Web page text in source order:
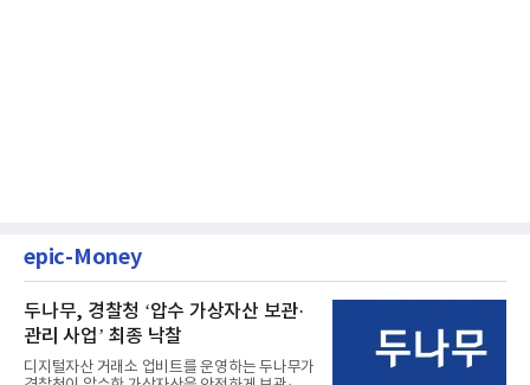
epic-Money
두나무, 경찰청 ‘압수 가상자산 보관·
관리 사업’ 최종 낙찰
디지털자산 거래소 업비트를 운영하는 두나무가